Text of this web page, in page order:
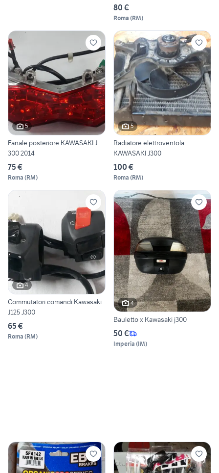
80 €
Roma (RM)
5
Fanale posteriore KAWASAKI J
300 2014
75 €
Roma (RM)
5
Radiatore elettroventola
KAWASAKI J300
100 €
Roma (RM)
4
Commutatori comandi Kawasaki
J125 J300
65 €
Roma (RM)
4
Bauletto x Kawasaki j300
50 €
Imperia (IM)